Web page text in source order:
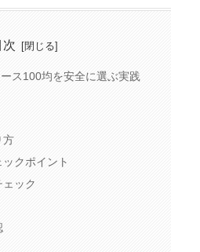
次
ス100均を安全に選ぶ実践
方
クポイント
ック